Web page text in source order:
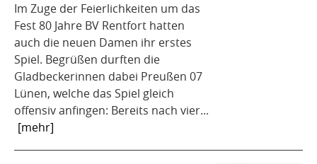
Im Zuge der Feierlichkeiten um das
Fest 80 Jahre BV Rentfort hatten
auch die neuen Damen ihr erstes
Spiel. Begrüßen durften die
Gladbeckerinnen dabei Preußen 07
Lünen, welche das Spiel gleich
offensiv anfingen: Bereits nach vier...
[mehr]